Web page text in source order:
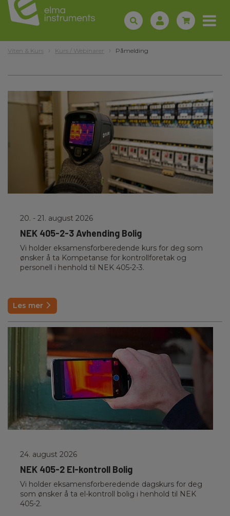
Viten & Kurs Kurs / Webinarer Påmelding
20. - 21. august 2026
NEK 405-2-3 Avhending Bolig
Vi holder eksamensforberedende kurs for deg som
ønsker å ta Kompetanse for kontrollforetak og
personell i henhold til NEK 405-2-3.
Les mer
24. august 2026
NEK 405-2 El-kontroll Bolig
Vi holder eksamensforberedende dagskurs for deg
som ønsker å ta el-kontroll bolig i henhold til NEK
405-2.